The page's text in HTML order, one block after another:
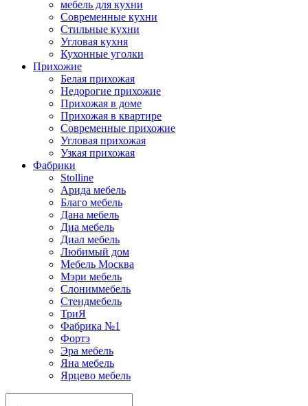
мебель для кухни
Современные кухни
Стильные кухни
Угловая кухня
Кухонные уголки
Прихожие
Белая прихожая
Недорогие прихожие
Прихожая в доме
Прихожая в квартире
Современные прихожие
Угловая прихожая
Узкая прихожая
Фабрики
Stolline
Арида мебель
Благо мебель
Дана мебель
Диа мебель
Диал мебель
Любимый дом
Мебель Москва
Мэри мебель
Слониммебель
Стендмебель
ТриЯ
Фабрика №1
Фортэ
Эра мебель
Яна мебель
Ярцево мебель